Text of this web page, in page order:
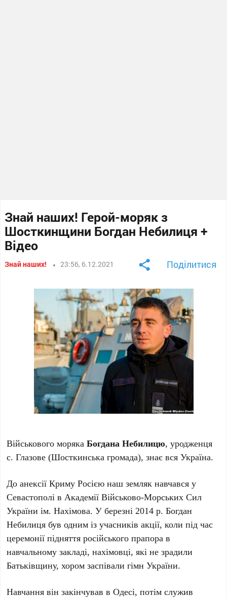
Знай наших! Герой-моряк з
Шосткинщини Богдан Небилиця +
Відео
Знай наших! 23:56, 6.12.2021 Поділитися
Військового морякаБогдана Небилицю, уродженця
с. Глазове (Шосткинська громада), знає вся Україна.
До анексії Криму Росією наш земляк навчався у
Севастополі в Академії Військово-Морських Сил
України ім. Нахімова. У березні 2014 р. Богдан
Небилиця був одним із учасників акції, коли під час
церемонії підняття російського прапора в
навчальному закладі, нахімовці, які не зрадили
Батьківщину, хором заспівали гімн України.
Навчання він закінчував в Одесі, потім служив